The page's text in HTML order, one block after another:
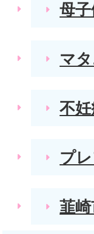
母
マ
不
プ
韮